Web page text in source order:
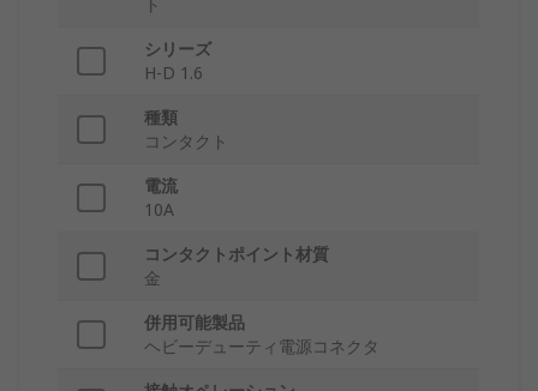
ト
シリーズ
H-D 1.6
種類
コンタクト
電流
10A
コンタクトポイント材質
金
併用可能製品
ヘビーデューティ電源コネクタ